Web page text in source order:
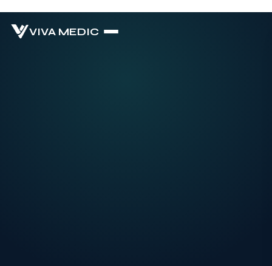
VIVA MEDIC